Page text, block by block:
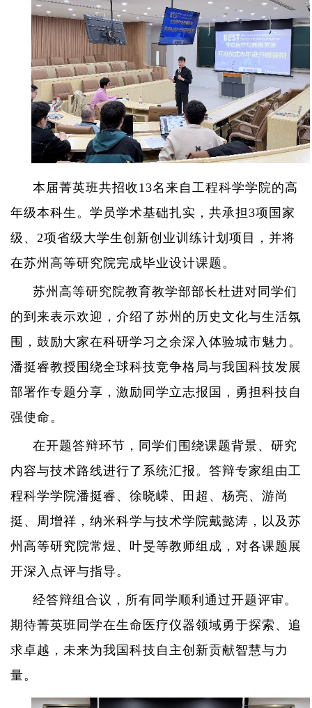
本届菁英班共招收13名来自工程科学学院的高
年级本科生。学员学术基础扎实，共承担3项国家
级、 2项省级大学生创新创业训练计划项目，并将
在苏州高等研究院完成毕业设计课题。
苏州高等研究院教育教学部部长杜进对同学们
的到来表示欢迎，介绍了苏州的历史文化与生活氛
围，鼓励大家在科研学习之余深入体验城市魅力。
潘挺睿教授围绕全球科技竞争格局与我国科技发展
部署作专题分享，激励同学立志报国，勇担科技自
强使命。
在开题答辩环节，同学们围绕课题背景、研究
内容与技术路线进行了系统汇报。答辩专家组由工
程科学学院潘挺睿、徐晓嵘、田超、杨亮、游尚
挺、周增祥，纳米科学与技术学院戴懿涛，以及苏
州高等研究院常煜、叶旻等教师组成，对各课题展
开深入点评与指导。
经答辩组合议，所有同学顺利通过开题评审。
期待菁英班同学在生命医疗仪器领域勇于探索、追
求卓越，未来为我国科技自主创新贡献智慧与力
量。